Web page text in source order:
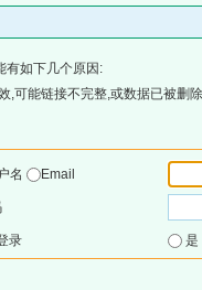
有如下几个原因:
,可能链接不完整,或数据已被删
名
Email
录